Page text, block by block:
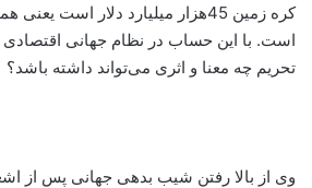
کره زمین 45هزار میلیارد دلار
است. با این حساب در نظام جهانی
تحریم چه معنا و اثری می‌تواند داشته باشد؟
وی از بالا رفتن شیب بدهی جهانی پس از